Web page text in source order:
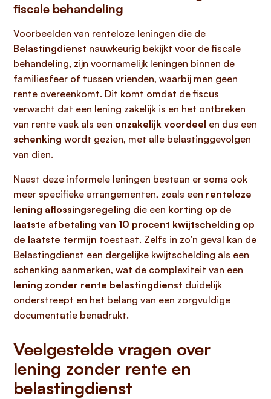
fiscale behandeling
Voorbeelden van renteloze leningen die de
Belastingdienst nauwkeurig bekijkt voor de fiscale
behandeling, zijn voornamelijk leningen binnen de
familiesfeer of tussen vrienden, waarbij men geen
rente overeenkomt. Dit komt omdat de fiscus
verwacht dat een lening zakelijk is en het ontbreken
van rente vaak als een onzakelijk voordeel en dus een
schenking wordt gezien, met alle belastinggevolgen
van dien.
Naast deze informele leningen bestaan er soms ook
meer specifieke arrangementen, zoals een renteloze
lening aflossingsregeling die een korting op de
laatste afbetaling van 10 procent kwijtschelding op
de laatste termijn toestaat. Zelfs in zo’n geval kan de
Belastingdienst een dergelijke kwijtschelding als een
schenking aanmerken, wat de complexiteit van een
lening zonder rente belastingdienst duidelijk
onderstreept en het belang van een zorgvuldige
documentatie benadrukt.
Veelgestelde vragen over
lening zonder rente en
belastingdienst